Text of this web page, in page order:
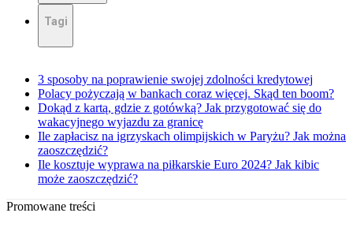
Tagi
3 sposoby na poprawienie swojej zdolności kredytowej
Polacy pożyczają w bankach coraz więcej. Skąd ten boom?
Dokąd z kartą, gdzie z gotówką? Jak przygotować się do
wakacyjnego wyjazdu za granicę
Ile zapłacisz na igrzyskach olimpijskich w Paryżu? Jak można
zaoszczędzić?
Ile kosztuje wyprawa na piłkarskie Euro 2024? Jak kibic
może zaoszczędzić?
Promowane treści